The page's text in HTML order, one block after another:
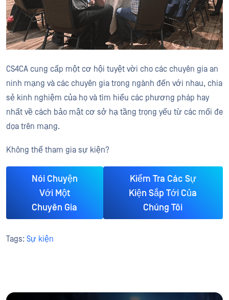
CS4CA cung cấp một cơ hội tuyệt vời cho các chuyên gia an
ninh mạng và các chuyên gia trong ngành đến với nhau, chia
sẻ kinh nghiệm của họ và tìm hiểu các phương pháp hay
nhất về cách bảo mật cơ sở hạ tầng trọng yếu từ các mối đe
dọa trên mạng.
Không thể tham gia sự kiện?
Nói Chuyện
Với Một
Chuyên Gia
Kiểm Tra Các Sự
Kiện Sắp Tới Của
Chúng Tôi
Tags: Sự kiện